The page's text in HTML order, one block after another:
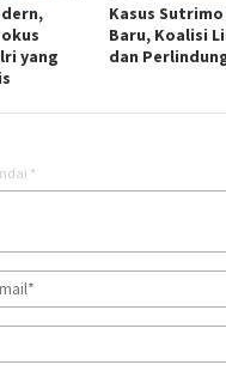
yang
Kasus
Baru, Koalisi
dan
*